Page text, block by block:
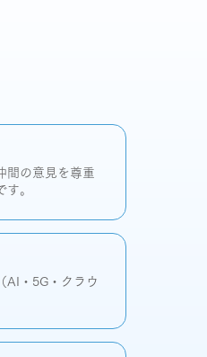
間の意見を尊重
。
AI・5G・クラウ